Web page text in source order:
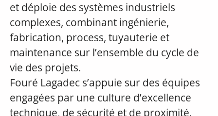
et déploie des systèmes industriels
complexes, combinant ingénierie,
fabrication, process, tuyauterie et
maintenance sur l’ensemble du cycle de
vie des projets.
Fouré Lagadec s’appuie sur des équipes
engagées par une culture d’excellence
technique, de sécurité et de proximité.